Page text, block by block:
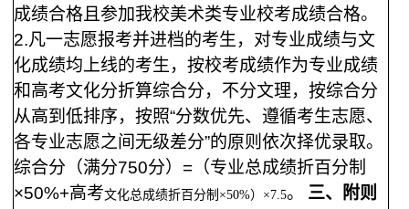
成绩合格且参加我校美术类专业校考成绩合格。
2.凡一志愿报考并进档的考生，对专业成绩与文
化成绩均上线的考生，按校考成绩作为专业成绩
和高考文化分折算综合分，不分文理，按综合分
从高到低排序，按照“分数优先、遵循考生志愿、
各专业志愿之间无级差分”的原则依次择优录取。
综合分（满分750分） =（专业总成绩折百分制
×50%+高考文化总成绩折百分制×50%） ×7.5。
三、附则